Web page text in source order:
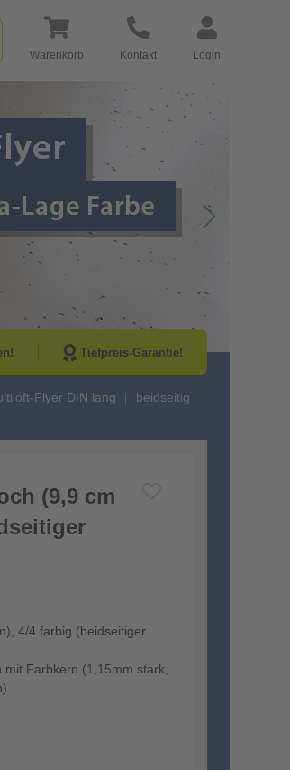
Warenkorb Kontakt Login
Go to Next
Tiefpreis-Garantie!
Flyer DIN lang
beidseitig
(9,9 cm
4/4 farbig (beidseitiger
Farbkern (1,15mm stark,